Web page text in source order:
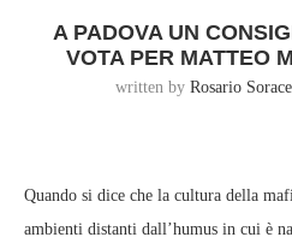
A PADOVA UN
VOTA PER MATTEO
written by Rosario Sorace
Quando si dice che la cultura della
ambienti distanti dall’humus in cui è